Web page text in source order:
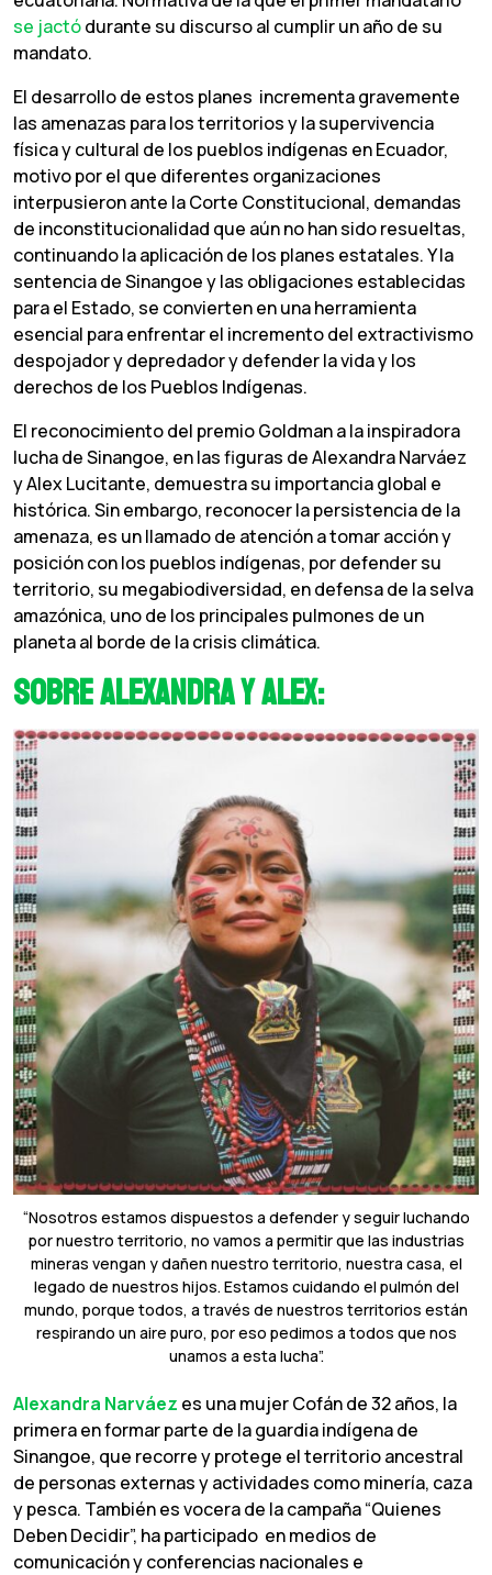
se jactódurante su discurso al cumplir un año de su
mandato.
El desarrollo de estos planes incrementa gravemente
las amenazas para los territorios y la supervivencia
física y cultural de los pueblos indígenas en Ecuador,
motivo por el que diferentes organizaciones
interpusieron ante la Corte Constitucional, demandas
de inconstitucionalidad que aún no han sido resueltas,
continuando la aplicación de los planes estatales. Y la
sentencia de Sinangoe y las obligaciones establecidas
para el Estado, se convierten en una herramienta
esencial para enfrentar el incremento del extractivismo
despojador y depredador y defender la vida y los
derechos de los Pueblos Indígenas.
El reconocimiento del premio Goldman a la inspiradora
lucha de Sinangoe, en las figuras de Alexandra Narváez
y Alex Lucitante, demuestra su importancia global e
histórica. Sin embargo, reconocer la persistencia de la
amenaza, es un llamado de atención a tomar acción y
posición con los pueblos indígenas, por defender su
territorio, su megabiodiversidad, en defensa de la selva
amazónica, uno de los principales pulmones de un
planeta al borde de la crisis climática.
Sobre Alexandra y Alex:
“Nosotros estamos dispuestos a defender y seguir luchando
por nuestro territorio, no vamos a permitir que las industrias
mineras vengan y dañen nuestro territorio, nuestra casa, el
legado de nuestros hijos. Estamos cuidando el pulmón del
mundo, porque todos, a través de nuestros territorios están
respirando un aire puro, por eso pedimos a todos que nos
unamos a esta lucha”.
Alexandra Narváez es una mujer Cofán de 32 años, la
primera en formar parte de la guardia indígena de
Sinangoe, que recorre y protege el territorio ancestral
de personas externas y actividades como minería, caza
y pesca. También es vocera de la campaña “Quienes
Deben Decidir”, ha participado en medios de
comunicación y conferencias nacionales e